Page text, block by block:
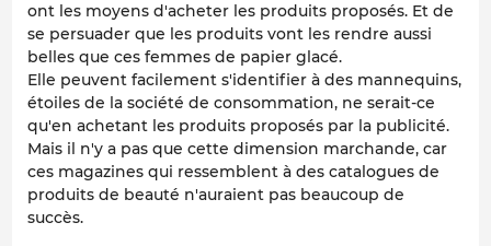
ont les moyens d'acheter les produits proposés. Et de
se persuader que les produits vont les rendre aussi
belles que ces femmes de papier glacé.
Elle peuvent facilement s'identifier à des mannequins,
étoiles de la société de consommation, ne serait-ce
qu'en achetant les produits proposés par la publicité.
Mais il n'y a pas que cette dimension marchande, car
ces magazines qui ressemblent à des catalogues de
produits de beauté n'auraient pas beaucoup de
succès.